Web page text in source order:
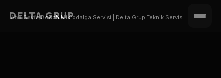
DELTA GRUP
Ana Sayfa/Bosch Mikrodalga Servisi | Delta Grup Teknik Servis